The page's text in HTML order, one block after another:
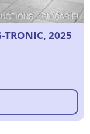
2025